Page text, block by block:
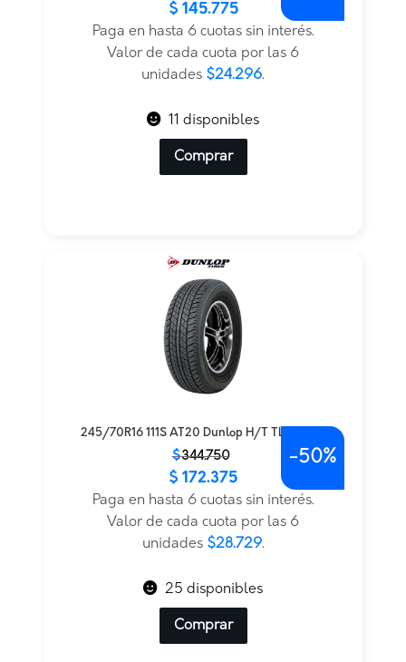
original
$233.240.
actual
$ 145.775
Paga en hasta 6 cuotas sin interés.
Valor de cada cuota por las 6
unidades $24.296.
11 disponibles
Comprar
245/70R16 111S AT20 Dunlop H/T TL — THA
$344.750
original
actual
$ 172.375
Paga en hasta 6 cuotas sin interés.
Valor de cada cuota por las 6
unidades $28.729.
-50%
25 disponibles
Comprar